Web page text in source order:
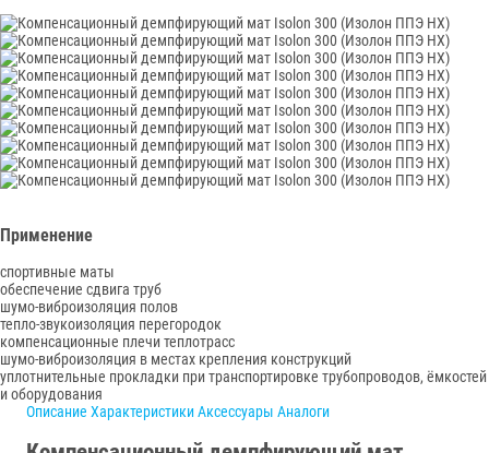
Применение
спортивные маты
обеспечение сдвига труб
шумо-виброизоляция полов
тепло-звукоизоляция перегородок
компенсационные плечи теплотрасс
шумо-виброизоляция в местах крепления конструкций
уплотнительные прокладки при транспортировке трубопроводов, ёмкостей
и оборудования
Описание ХарактеристикиАксессуары Аналоги